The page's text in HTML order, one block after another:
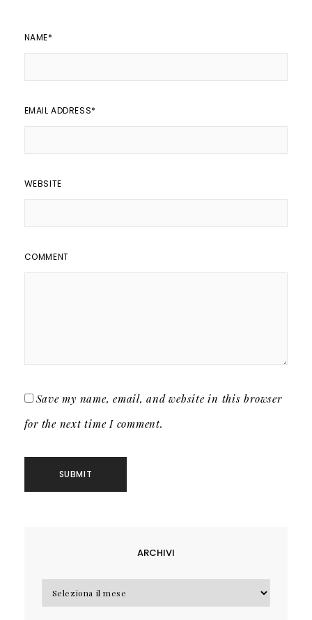
NAME*
EMAIL ADDRESS*
WEBSITE
COMMENT
Save my name, email, and website in this browser
for the next time I comment.
ARCHIVI
Archivi